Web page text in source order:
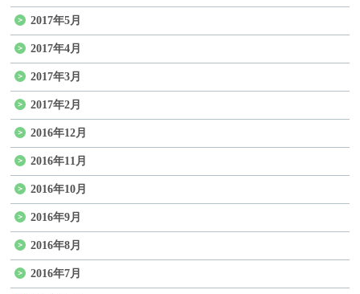
2017年5月
2017年4月
2017年3月
2017年2月
2016年12月
2016年11月
2016年10月
2016年9月
2016年8月
2016年7月